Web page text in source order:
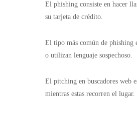
El phishing consiste en hacer
su tarjeta de crédito.
El tipo más común de phishing
o utilizan lenguaje sospechoso.
El pitching en buscadores web
mientras estas recorren el lugar.